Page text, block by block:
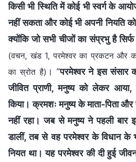
किसी भी स्थिति में कोई भी स्वर्ग के
नहीं सकता और कोई भी अपनी नियति
क्योंकि जो सभी चीजों का संप्रभु है
(वचन, खंड 1, परमेश्वर का प्रकटन और
का स्रोत है) । “परमेश्वर ने इस संसार
जीवित प्राणी, मनुष्य को लेकर
किया। क्रमशः मनुष्य के माता-पिता
नहीं रहा। जब से मनुष्य ने पहली बार
डालीं, तब से वह परमेश्वर के विधान के
नियत था। यह परमेश्वर की दी हुई